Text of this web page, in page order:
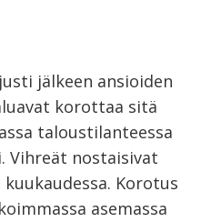
jälkeen ansioiden
korottaa sitä
taloustilanteessa
Vihreät nostaisivat
Korotus
asemassa